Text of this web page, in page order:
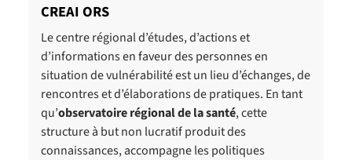
CREAI ORS
Le centre régional d’études, d’actions et
d’informations en faveur des personnes en
situation de vulnérabilité est un lieu d’échanges, de
rencontres et d’élaborations de pratiques. En tant
qu’observatoire régional de la santé, cette
structure à but non lucratif produit des
connaissances, accompagne les politiques